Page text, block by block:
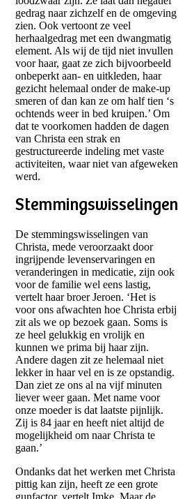
gedrag naar zichzelf en de omgeving
zien. Ook vertoont ze veel
herhaalgedrag met een dwangmatig
element. Als wij de tijd niet invullen
voor haar, gaat ze zich bijvoorbeeld
onbeperkt aan- en uitkleden, haar
gezicht helemaal onder de make-up
smeren of dan kan ze om half tien ‘s
ochtends weer in bed kruipen.’ Om
dat te voorkomen hadden de dagen
van Christa een strak en
gestructureerde indeling met vaste
activiteiten, waar niet van afgeweken
werd.
Stemmingswisselingen
De stemmingswisselingen van
Christa, mede veroorzaakt door
ingrijpende levenservaringen en
veranderingen in medicatie, zijn ook
voor de familie wel eens lastig,
vertelt haar broer Jeroen. ‘Het is
voor ons afwachten hoe Christa erbij
zit als we op bezoek gaan. Soms is
ze heel gelukkig en vrolijk en
kunnen we prima bij haar zijn.
Andere dagen zit ze helemaal niet
lekker in haar vel en is ze opstandig.
Dan ziet ze ons al na vijf minuten
liever weer gaan. Met name voor
onze moeder is dat laatste pijnlijk.
Zij is 84 jaar en heeft niet altijd de
mogelijkheid om naar Christa te
gaan.’
Ondanks dat het werken met Christa
pittig kan zijn, heeft ze een grote